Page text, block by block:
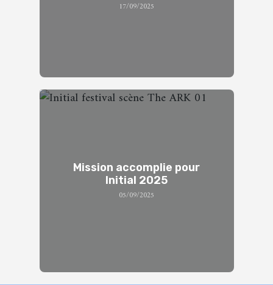
17/09/2025
Mission accomplie pour
Initial 2025
05/09/2025